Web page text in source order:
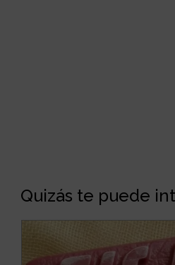
Quizás te puede